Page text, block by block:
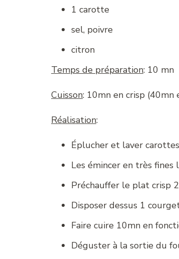
1 carotte
sel, poivre
citron
Temps de préparation: 10 mn
Cuisson: 10mn en crisp
Réalisation:
Éplucher et laver
Les émincer en très fines
Préchauffer le plat crisp
Disposer dessus 1
Faire cuire 10mn en
Déguster à la sortie du